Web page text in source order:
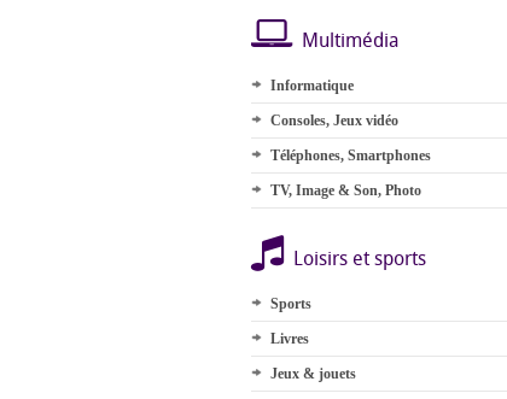
Multimédia
Informatique
Consoles, Jeux vidéo
Téléphones, Smartphones
TV, Image & Son, Photo
Loisirs et sports
Sports
Livres
Jeux & jouets